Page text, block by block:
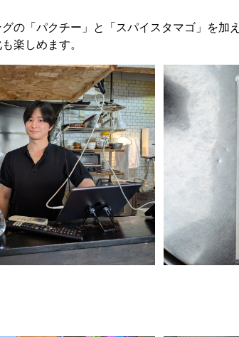
の「パクチー」と「スパイスタマゴ」を加
楽しめます。